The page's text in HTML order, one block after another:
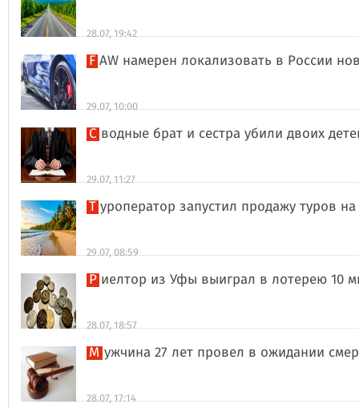
28.07, 19:42
FAW намерен локализовать в России
29.07, 10:00
Сводные брат и сестра убили двоих
29.07, 11:27
Туроператор запустил продажу туров
29.07, 08:59
Риелтор из Уфы выиграл в лотерею 10
28.07, 18:57
Мужчина 27 лет провел в ожидании
28.07, 17:14